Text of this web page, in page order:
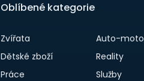
Oblíbené kategorie
Zvířata
Auto-moto
Dětské zboží
Reality
Práce
Služby